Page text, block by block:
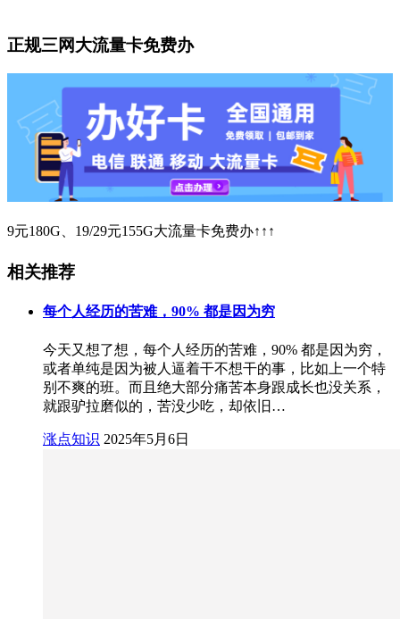
正规三网大流量卡免费办
9元180G、19/29元155G大流量卡免费办↑↑↑
相关推荐
每个人经历的苦难，90% 都是因为穷
今天又想了想，每个人经历的苦难，90% 都是因为穷，
或者单纯是因为被人逼着干不想干的事，比如上一个特
别不爽的班。而且绝大部分痛苦本身跟成长也没关系，
就跟驴拉磨似的，苦没少吃，却依旧…
涨点知识 2025年5月6日